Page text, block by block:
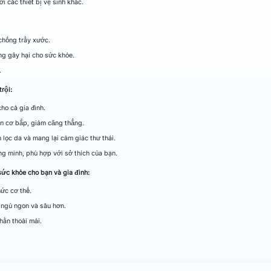
các thiết bị vệ sinh khác.
trầy xước.
gây hại cho sức khỏe.
cả gia đình.
cơ bắp, giảm căng thẳng.
da và mang lại cảm giác thư thái.
minh, phù hợp với sở thích của bạn.
khỏe cho bạn và gia đình:
cơ thể.
ngon và sâu hơn.
thoải mái.